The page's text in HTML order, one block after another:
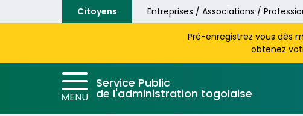
Aller au contenu principal
Citoyens Entreprises / Associations /
Pré-enregistrez vous dès
obtenez
MENU
Service Public
de l'administration togolaise